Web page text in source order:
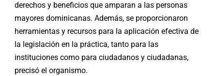
derechos y beneficios que amparan a las personas
mayores dominicanas. Además, se proporcionaron
herramientas y recursos para la aplicación efectiva de
la legislación en la práctica, tanto para las
instituciones como para ciudadanos y ciudadanas,
precisó el organismo.